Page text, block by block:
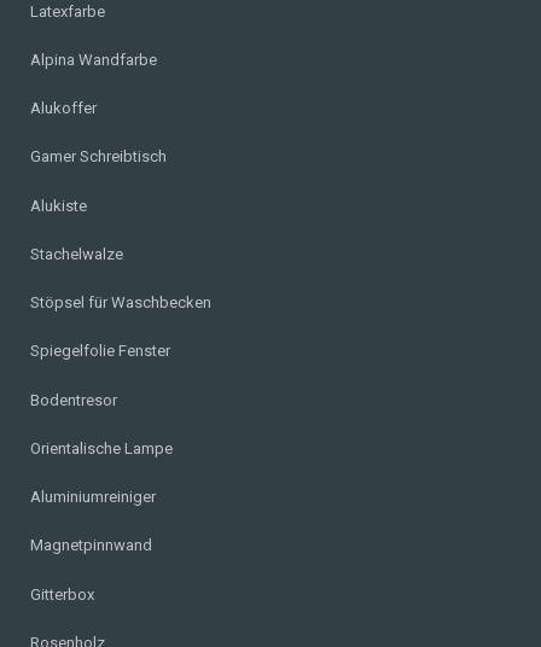
Latexfarbe
Alpina Wandfarbe
Alukoffer
Gamer Schreibtisch
Alukiste
Stachelwalze
Stöpsel für Waschbecken
Spiegelfolie Fenster
Bodentresor
Orientalische Lampe
Aluminiumreiniger
Magnetpinnwand
Gitterbox
Rosenholz